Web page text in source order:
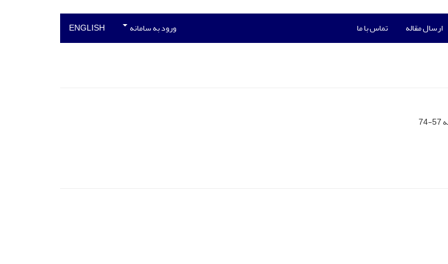
ارسال مقاله تماس با ما ورود به سامانه ENGLISH
57-74